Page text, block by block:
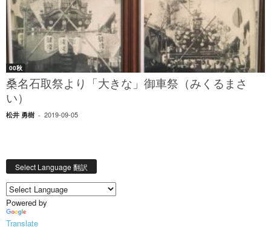
00秋
桑名石取祭より「大きな」御車祭（みくるまさ
い）
松井 勇樹 - 2019-09-05
Select Language 翻訳
Powered by
Translate